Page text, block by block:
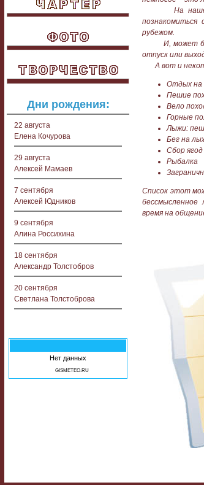
Дни рождения:
22 августа
Елена Кочурова
29 августа
Алексей Мамаев
7 сентября
Алексей Юдников
9 сентября
Алина Россихина
18 сентября
Александр Толстобров
20 сентября
Светлана Толстоброва
Нет данных
GISMETEO.RU
На нашем
рубежом.
И, может
отпуск или
А вот и
Отдых на
Пешие
Вело
Горные
Лыжи:
Бег на
Сбор ягод
Рыбалка
Список этот
время на